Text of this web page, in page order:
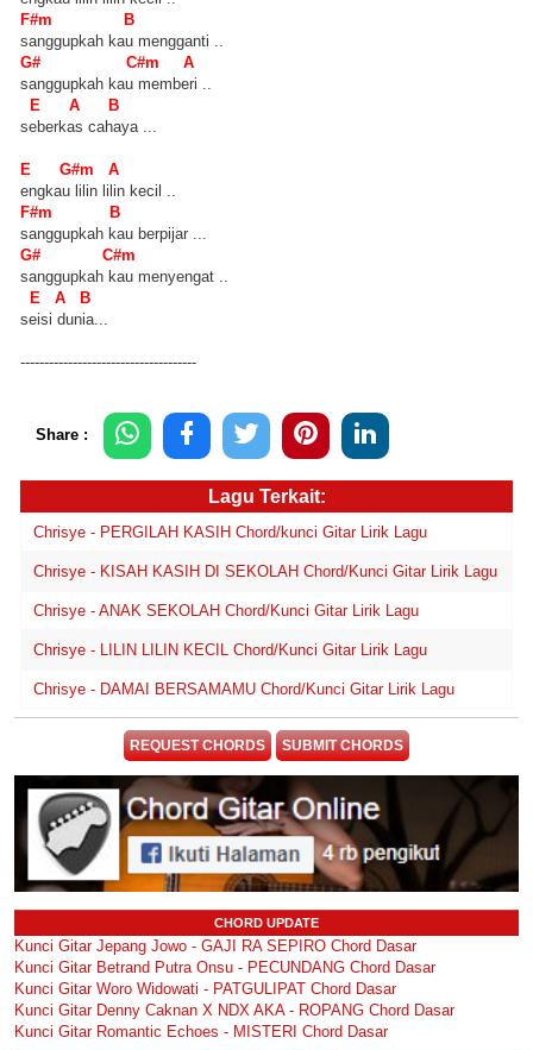
F#m B
sanggupkah kau mengganti ..
G# C#m A
sanggupkah kau memberi ..
E A B
seberkas cahaya ...
E G#m A
engkau lilin lilin kecil ..
F#m B
sanggupkah kau berpijar ...
G# C#m
sanggupkah kau menyengat ..
E A B
seisi dunia...
-------------------------------------
Share :
Lagu Terkait:
Chrisye - PERGILAH KASIH Chord/kunci Gitar Lirik Lagu
Chrisye - KISAH KASIH DI SEKOLAH Chord/Kunci Gitar Lirik Lagu
Chrisye - ANAK SEKOLAH Chord/Kunci Gitar Lirik Lagu
Chrisye - LILIN LILIN KECIL Chord/Kunci Gitar Lirik Lagu
Chrisye - DAMAI BERSAMAMU Chord/Kunci Gitar Lirik Lagu
REQUEST CHORDS SUBMIT CHORDS
CHORD UPDATE
Kunci Gitar Jepang Jowo - GAJI RA SEPIRO Chord Dasar
Kunci Gitar Betrand Putra Onsu - PECUNDANG Chord Dasar
Kunci Gitar Woro Widowati - PATGULIPAT Chord Dasar
Kunci Gitar Denny Caknan X NDX AKA - ROPANG Chord Dasar
Kunci Gitar Romantic Echoes - MISTERI Chord Dasar